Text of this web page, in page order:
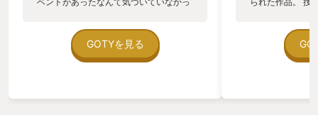
は日本最大級のインディーゲームの祭典
だ。 そこで見つけた、目立つピラミッド
にラーの目……。癖のありそうな兄ちゃ
GOTYを見る
らぬ間に1つの
そんな凄いゲー
まらないやめら